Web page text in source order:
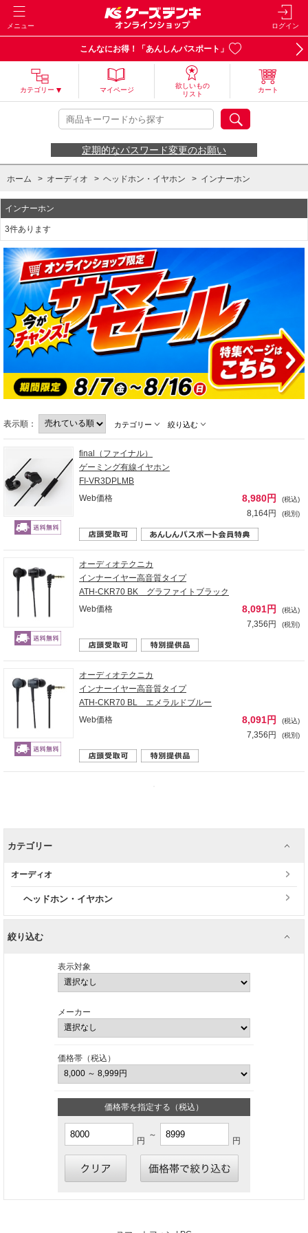
メニュー ログイン
こんなにお得！「あんしんパスポート」
カテゴリー マイページ
欲しいもの
リスト
カート
定期的なパスワード変更のお願い
ホーム > オーディオ > ヘッドホン・イヤホン > インナーホン
インナーホン
3件あります
表示順： カテゴリー 絞り込む
final（ファイナル）
ゲーミング有線イヤホン
FI-VR3DPLMB
Web価格
8,980円 (税込)
8,164円 (税別)
オーディオテクニカ
インナーイヤー高音質タイプ
ATH-CKR70 BK グラファイトブラック
Web価格
8,091円 (税込)
7,356円 (税別)
オーディオテクニカ
インナーイヤー高音質タイプ
ATH-CKR70 BL エメラルドブルー
Web価格
8,091円 (税込)
7,356円 (税別)
カテゴリー
オーディオ
ヘッドホン・イヤホン
絞り込む
表示対象
メーカー
価格帯（税込）
価格帯を指定する（税込）
円
～
円